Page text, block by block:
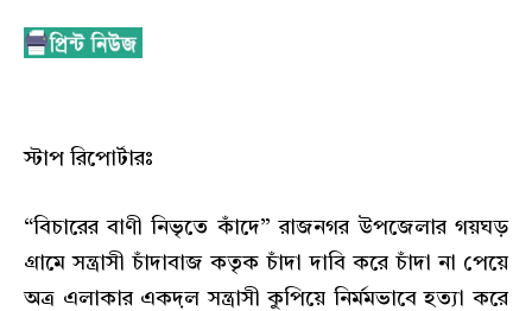
স্টাপ রিপোর্টারঃ
“বিচারের বাণী নিভৃতে কাঁদে” রাজনগর উপজেলার গয়ঘড়
গ্রামে সন্ত্রাসী চাঁদাবাজ কতৃক চাঁদা দাবি করে চাঁদা না পেয়ে
অত্র এলাকার একদ়ল সন্ত্রাসী কুপিয়ে নির্মমভাবে হত্যা করে